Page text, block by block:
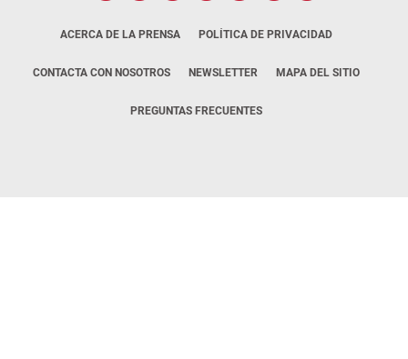
ACERCA DE LA PRENSA POLÍTICA DE PRIVACIDAD
CONTACTA CON NOSOTROS NEWSLETTER MAPA DEL SITIO
PREGUNTAS FRECUENTES